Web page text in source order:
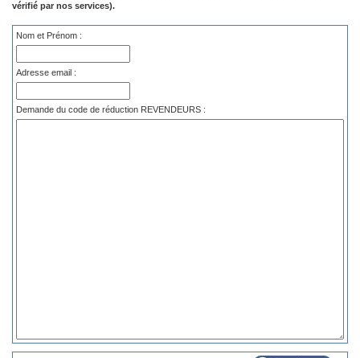
vérifié par nos services).
Nom et Prénom :
Adresse email :
Demande du code de réduction REVENDEURS :